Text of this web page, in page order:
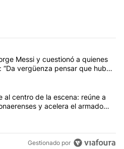
con más comentarios en los
título "Milei despidió a Jorge
Messi y cuestionó a quienes
“Da vergüenza pensar que hubo
el título "Karina Milei vuelve al
al centro de la escena: reúne a
y acelera el armado
Gestionado por